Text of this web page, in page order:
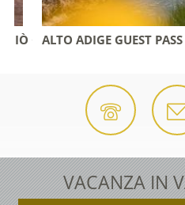
CHE OFFRE LA REGIONE!
ALTO ADIGE GUEST PASS
VACANZA IN